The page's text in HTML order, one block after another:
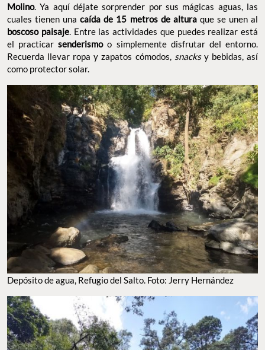
Molino. Ya aquí déjate sorprender por sus mágicas aguas, las
cuales tienen una caída de 15 metros de altura que se unen al
boscoso paisaje. Entre las actividades que puedes realizar está
el practicar senderismoo simplemente disfrutar del entorno.
Recuerda llevar ropa y zapatos cómodos,
snacksy bebidas, así
como protector solar.
Depósito de agua, Refugio del Salto. Foto: Jerry Hernández